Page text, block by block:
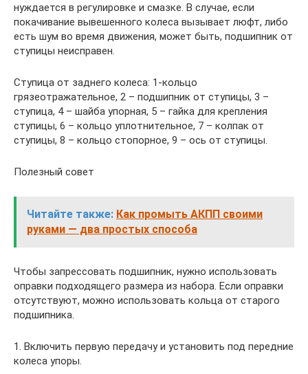
нуждается в регулировке и смазке. В случае, если
покачивание вывешенного колеса вызывает люфт, либо
есть шум во время движения, может быть, подшипник от
ступицы неисправен.
Ступица от заднего колеса: 1-кольцо
грязеотражательное, 2 – подшипник от ступицы, 3 –
ступица, 4 – шайба упорная, 5 – гайка для крепления
ступицы, 6 – кольцо уплотнительное, 7 – колпак от
ступицы, 8 – кольцо стопорное, 9 – ось от ступицы.
Полезный совет
Читайте также: Как промыть АКПП своими
руками — два простых способа
Чтобы запрессовать подшипник, нужно использовать
оправки подходящего размера из набора. Если оправки
отсутствуют, можно использовать кольца от старого
подшипника.
1. Включить первую передачу и установить под передние
колеса упоры.